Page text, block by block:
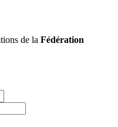
de la Fédération